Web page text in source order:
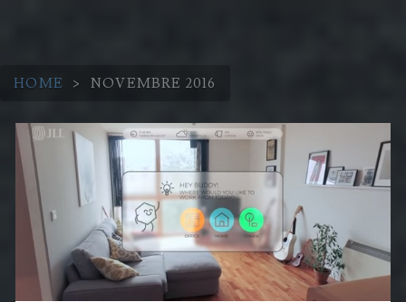
HOME > NOVEMBRE 2016
Mois :
<span>novembre
2016</span>